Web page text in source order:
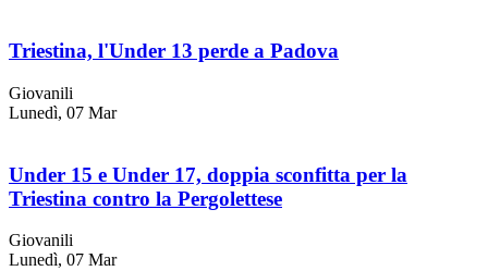
Triestina, l'Under 13 perde a Padova
Giovanili
Lunedì, 07 Mar
Under 15 e Under 17, doppia sconfitta per la
Triestina contro la Pergolettese
Giovanili
Lunedì, 07 Mar